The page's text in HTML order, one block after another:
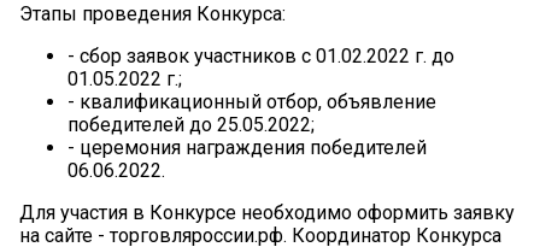
Этапы проведения Конкурса:
- сбор заявок участников с 01.02.2022 г. до
01.05.2022 г.;
- квалификационный отбор, объявление
победителей до 25.05.2022;
- церемония награждения победителей
06.06.2022.
Для участия в Конкурсе необходимо оформить заявку
на сайте - торговляроссии.рф. Координатор Конкурса